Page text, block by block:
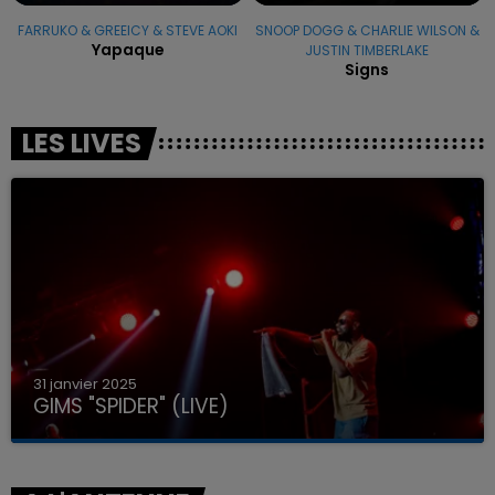
FARRUKO & GREEICY & STEVE AOKI
Yapaque
SNOOP DOGG & CHARLIE WILSON &
JUSTIN TIMBERLAKE
Signs
LES LIVES
31 janvier 2025
GIMS "SPIDER" (LIVE)